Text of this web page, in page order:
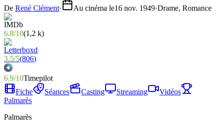
De René Clément· Au cinéma le16 nov. 1949·Drame, Romance
6.8/10(1,2 k)
3.5/5(806)
6.9/10Timepilot
Fiche
Séances Casting Streaming
Vidéos
Palmarès
Palmarès